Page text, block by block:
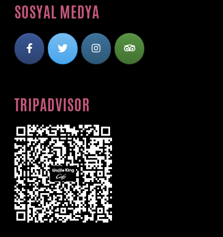
SOSYAL MEDYA
TRIPADVISOR